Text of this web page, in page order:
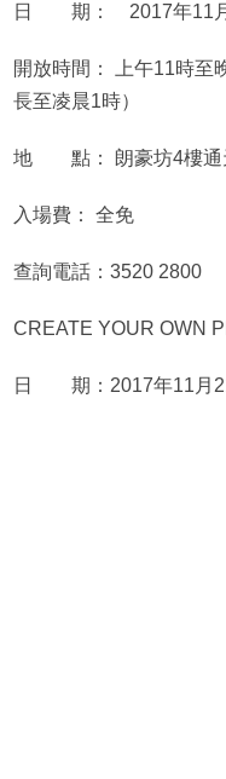
日 期： 2017年11月
開放時間： 上午11時至
長至凌晨1時）
地 點： 朗豪坊4樓通
入場費： 全免
查詢電話：3520 2800
CREATE YOUR OWN
日 期：2017年11月